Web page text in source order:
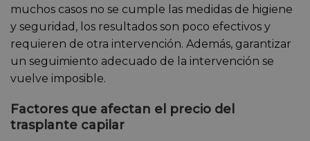
muchos casos no se cumple las medidas de higiene
y seguridad, los resultados son poco efectivos y
requieren de otra intervención. Además, garantizar
un seguimiento adecuado de la intervención se
vuelve imposible.
Factores que afectan el precio del
trasplante capilar